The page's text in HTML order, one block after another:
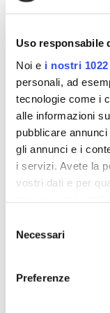
Uso responsabile
Noi e i nostri
personali, ad
tecnologie come i
alle informazioni
pubblicare
gli annunci e i
i servizi. Avete la
vostri dati e per
modificare o
momento dalla
delNecessari
Preferenze
mineraria non
di Menta.
semisintesi o
Formato:
Spray
Dettagli del
Altri